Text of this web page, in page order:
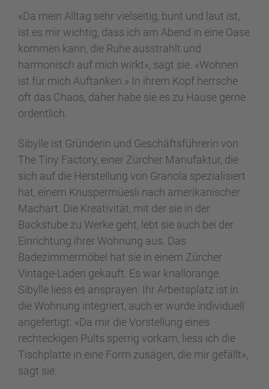
Akzeptieren
powered by
Usercentrics Consent Management
Platform
«Da mein Alltag sehr vielseitig, bunt und laut ist,
ist es mir wichtig, dass ich am Abend in eine Oase
kommen kann, die Ruhe ausstrahlt und
harmonisch auf mich wirkt», sagt sie. «Wohnen
ist für mich Auftanken.» In ihrem Kopf herrsche
oft das Chaos, daher habe sie es zu Hause gerne
ordentlich.
Sibylle ist Gründerin und Geschäftsführerin von
The Tiny Factory, einer Zürcher Manufaktur, die
sich auf die Herstellung von Granola spezialisiert
hat, einem Knuspermüesli nach amerikanischer
Machart. Die Kreativität, mit der sie in der
Backstube zu Werke geht, lebt sie auch bei der
Einrichtung ihrer Wohnung aus. Das
Badezimmermöbel hat sie in einem Zürcher
Vintage-Laden gekauft. Es war knallorange.
Sibylle liess es ansprayen. Ihr Arbeitsplatz ist in
die Wohnung integriert, auch er wurde individuell
angefertigt: «Da mir die Vorstellung eines
rechteckigen Pults sperrig vorkam, liess ich die
Tischplatte in eine Form zusägen, die mir gefällt»,
sagt sie.